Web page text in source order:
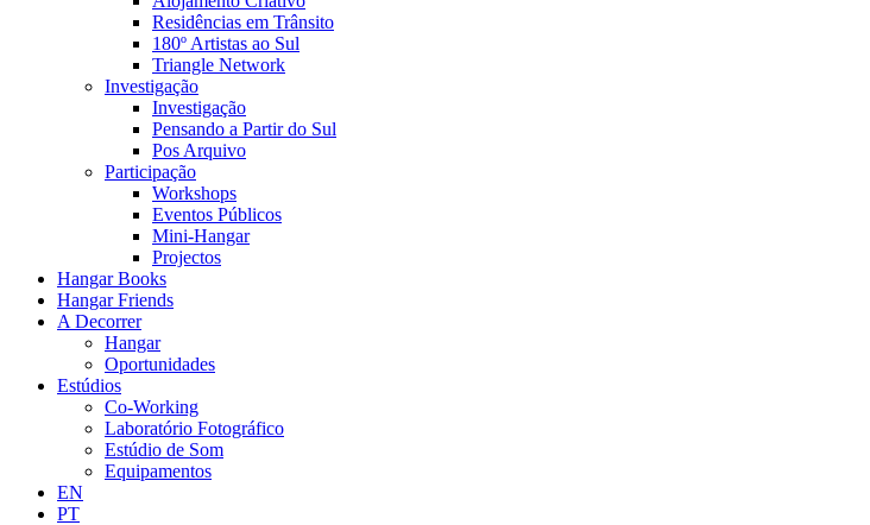
Residências em Trânsito
180º Artistas ao Sul
Triangle Network
Investigação
Investigação
Pensando a Partir do Sul
Pos Arquivo
Participação
Workshops
Eventos Públicos
Mini-Hangar
Projectos
Hangar Books
Hangar Friends
A Decorrer
Hangar
Oportunidades
Estúdios
Co-Working
Laboratório Fotográfico
Estúdio de Som
Equipamentos
EN
PT